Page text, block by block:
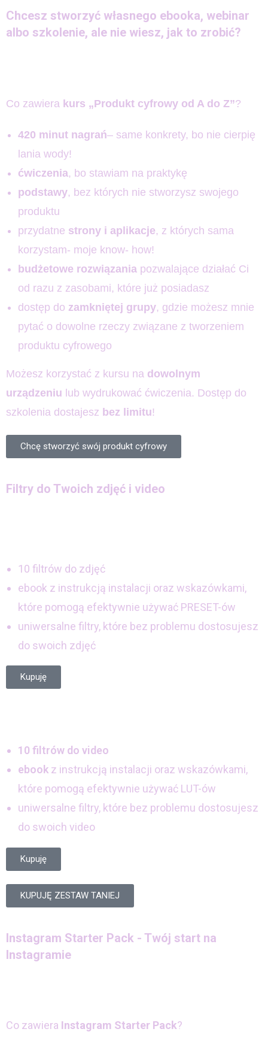
Chcesz stworzyć własnego ebooka, webinar
albo szkolenie, ale nie wiesz, jak to zrobić?
Co zawiera kurs „Produkt cyfrowy od A do Z”?
420 minut nagrań– same konkrety, bo nie cierpię
lania wody!
ćwiczenia, bo stawiam na praktykę
podstawy, bez których nie stworzysz swojego
produktu
przydatne strony i aplikacje, z których sama
korzystam- moje know- how!
budżetowe rozwiązania pozwalające działać Ci
od razu z zasobami, które już posiadasz
dostęp do zamkniętej grupy, gdzie możesz mnie
pytać o dowolne rzeczy związane z tworzeniem
produktu cyfrowego
Możesz korzystać z kursu na dowolnym
urządzeniu lub wydrukować ćwiczenia. Dostęp do
szkolenia dostajesz bez limitu!
Chcę stworzyć swój produkt cyfrowy
Filtry do Twoich zdjęć i video
10 filtrów do zdjęć
ebook z instrukcją instalacji oraz wskazówkami,
które pomogą efektywnie używać PRESET-ów
uniwersalne filtry, które bez problemu dostosujesz
do swoich zdjęć
Kupuję
10 filtrów do video
ebook z instrukcją instalacji oraz wskazówkami,
które pomogą efektywnie używać LUT-ów
uniwersalne filtry, które bez problemu dostosujesz
do swoich video
Kupuję
KUPUJĘ ZESTAW TANIEJ
Instagram Starter Pack - Twój start na
Instagramie
Co zawiera Instagram Starter Pack?